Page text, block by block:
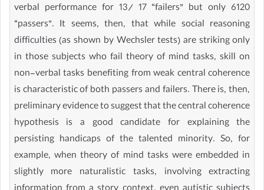
verbal performance for 13/ 17 “failers” but only 6120
“passers”. It seems, then, that while social reasoning
difficulties (as shown by Wechsler tests) are striking only
in those subjects who fail theory of mind tasks, skill on
non-verbal tasks benefiting from weak central coherence
is characteristic of both passers and failers. There is, then,
preliminary evidence to suggest that the central coherence
hypothesis is a good candidate for explaining the
persisting handicaps of the talented minority. So, for
example, when theory of mind tasks were embedded in
slightly more naturalistic tasks, involving extracting